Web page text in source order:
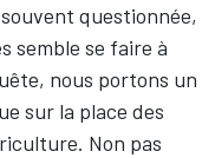
questionnée,
semble se faire à
nous portons un
sur la place des
Non pas